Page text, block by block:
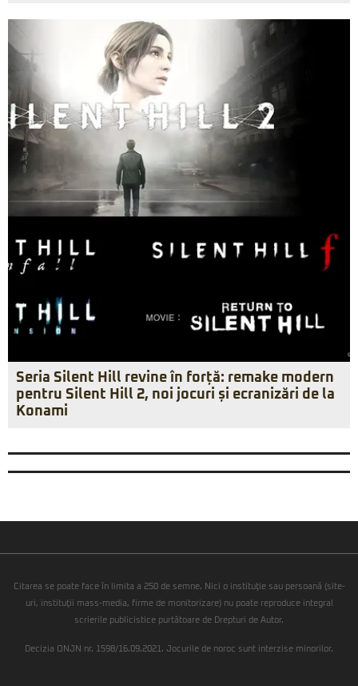
Seria Silent Hill revine în forță: remake modern
pentru Silent Hill 2, noi jocuri și ecranizări de la
Konami
Citarea se poate face în limita a 250 de semne. Nici o instituţie sau persoană (site-
uri, instituţii mass-media, firme de monitorizare) nu poate reproduce integral
scrierile publicistice purtătoare de Drepturi de Autor.
Decizia ONJN nr. 1598/16.09.2021. Jocurile de noroc sunt interzise minorilor.